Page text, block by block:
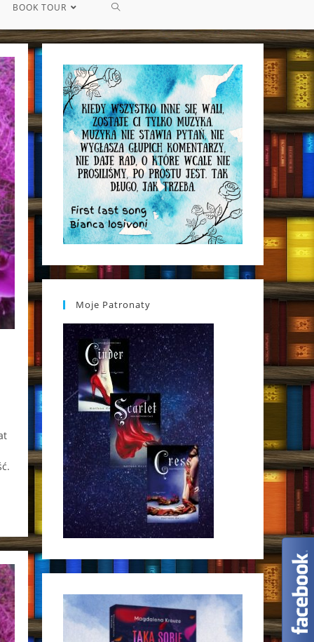
BOOK TOUR TOGGLE
SEARCH
Moje Patronaty